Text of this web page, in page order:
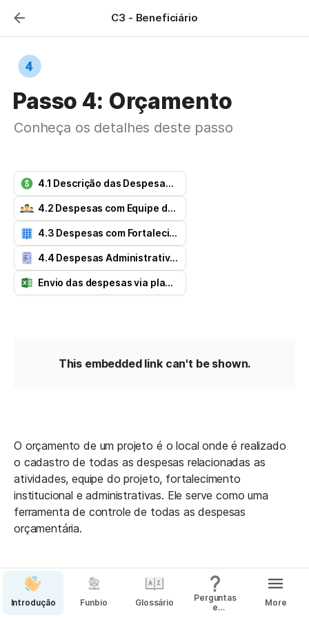
C3 - Beneficiário
Passo 4: Orçamento
Conheça os detalhes deste passo
4.1 Descrição das Despesas do Projeto
4.2 Despesas com Equipe do Projeto
4.3 Despesas com Fortalecimento Institucional
4.4 Despesas Administrativas
Envio das despesas via planilha Excel
This embedded link can't be shown.
O orçamento de um projeto é o local onde é realizado
o cadastro de todas as despesas relacionadas as
atividades, equipe do projeto, fortalecimento
institucional e administrativas. Ele serve como uma
ferramenta de controle de todas as despesas
orçamentária.
Introdução Funbio Glossário
Perguntas
e
More